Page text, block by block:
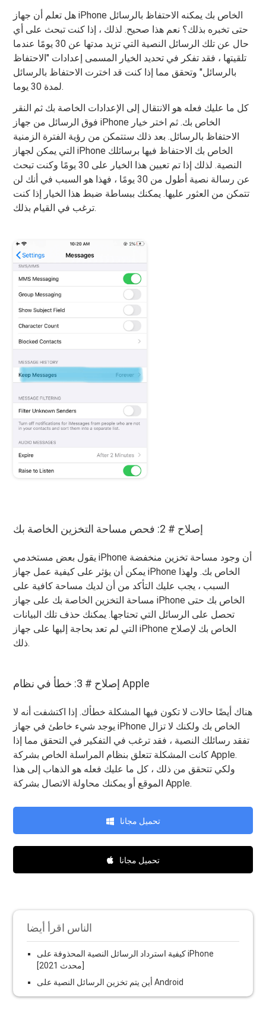
هل تعلم أن جهاز iPhone الخاص بك يمكنه الاحتفاظ بالرسائل
حتى تخبره بذلك؟ نعم هذا صحيح. لذلك ، إذا كنت تبحث على أي
حال عن تلك الرسائل النصية التي تزيد مدتها عن 30 يومًا عندما
تلقيتها ، فقد تفكر في تحديد الخيار المسمى إعدادات "الاحتفاظ
بالرسائل" وتحقق مما إذا كنت قد اخترت الاحتفاظ بالرسائل
لمدة 30 يوما.
كل ما عليك فعله هو الانتقال إلى الإعدادات الخاصة بك ثم النقر
فوق الرسائل من جهاز iPhone الخاص بك. ثم اختر خيار
الاحتفاظ بالرسائل. بعد ذلك ستتمكن من رؤية الفترة الزمنية
التي يمكن لجهاز iPhone الخاص بك الاحتفاظ فيها برسائلك
النصية. لذلك إذا تم تعيين هذا الخيار على 30 يومًا وكنت تبحث
عن رسالة نصية أطول من 30 يومًا ، فهذا هو السبب في أنك لن
تتمكن من العثور عليها. يمكنك ببساطة ضبط هذا الخيار إذا كنت
ترغب في القيام بذلك.
إصلاح # 2: فحص مساحة التخزين الخاصة بك
يقول بعض مستخدمي iPhone أن وجود مساحة تخزين منخفضة
يمكن أن يؤثر على كيفية عمل جهاز iPhone الخاص بك. ولهذا
السبب ، يجب عليك التأكد من أن لديك مساحة كافية على
مساحة التخزين الخاصة بك على جهاز iPhone الخاص بك حتى
تحصل على الرسائل التي تحتاجها. يمكنك حذف تلك البيانات
التي لم تعد بحاجة إليها على جهاز iPhone الخاص بك لإصلاح
ذلك.
إصلاح # 3: خطأ في نظام Apple
هناك أيضًا حالات لا تكون فيها المشكلة خطأك. إذا اكتشفت أنه لا
يوجد شيء خاطئ في جهاز iPhone الخاص بك ولكنك لا تزال
تفقد رسائلك النصية ، فقد ترغب في التفكير في التحقق مما إذا
كانت المشكلة تتعلق بنظام المراسلة الخاص بشركة Apple.
ولكي تتحقق من ذلك ، كل ما عليك فعله هو الذهاب إلى هذا
الموقع أو يمكنك محاولة الاتصال بشركة Apple.
تحميل مجانا
تحميل مجانا
الناس اقرأ أيضا
كيفية استرداد الرسائل النصية المحذوفة على iPhone
أين يتم تخزين الرسائل النصية على Android